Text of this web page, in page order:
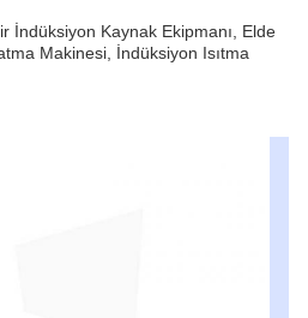
İndüksiyon Kaynak Ekipmanı, Elde
Makinesi, İndüksiyon Isıtma